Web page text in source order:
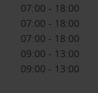
07:00 - 18:00
07:00 - 18:00
07:00 - 18:00
09:00 - 13:00
09:00 - 13:00